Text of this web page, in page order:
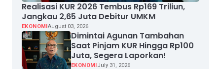
Realisasi KUR 2026 Tembus Rp169 Triliun,
Jangkau 2,65 Juta Debitur UMKM
EKONOMIAugust 03, 2026
Dimintai Agunan Tambahan
Saat Pinjam KUR Hingga Rp100
Juta, Segera Laporkan!
EKONOMIJuly 31, 2026